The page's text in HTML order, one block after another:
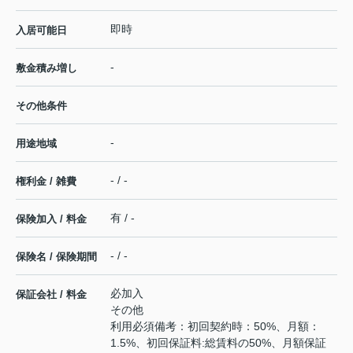
入居可能日 即時
敷金積み増し -
その他条件
用途地域 -
権利金 / 雑費 - / -
保険加入 / 料金 有 / -
保険名 / 保険期間 - / -
保証会社 / 料金
必加入
その他
利用必須備考：初回契約時：50%、月額：
1.5%、初回保証料:総賃料の50%、月額保証